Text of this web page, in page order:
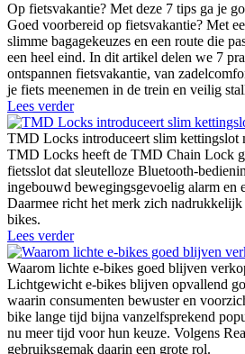
Op fietsvakantie? Met deze 7 tips ga je
Goed voorbereid op fietsvakantie? Met
slimme bagagekeuzes en een route die
een heel eind. In dit artikel delen we 7
ontspannen fietsvakantie, van
je fiets meenemen in de trein en veilig
Lees verder
TMD Locks introduceert slim kettingslot
TMD Locks heeft de TMD Chain Lock
fietsslot dat sleutelloze Bluetooth-
ingebouwd bewegingsgevoelig alarm en
Daarmee richt het merk zich
bikes.
Lees verder
Waarom lichte e-bikes goed blijven
Lichtgewicht e-bikes blijven opvallend
waarin consumenten bewuster en
bike lange tijd bijna vanzelfsprekend
nu meer tijd voor hun keuze. Volgens
gebruiksgemak daarin een grote rol.